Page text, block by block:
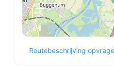
Routebeschrijving